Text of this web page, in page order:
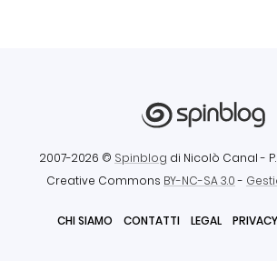
2007-2026 © Spinblog di Nicolò Canal -
Creative Commons BY-NC-SA 3.0-
CHI SIAMO CONTATTI LEGAL PRIVACY